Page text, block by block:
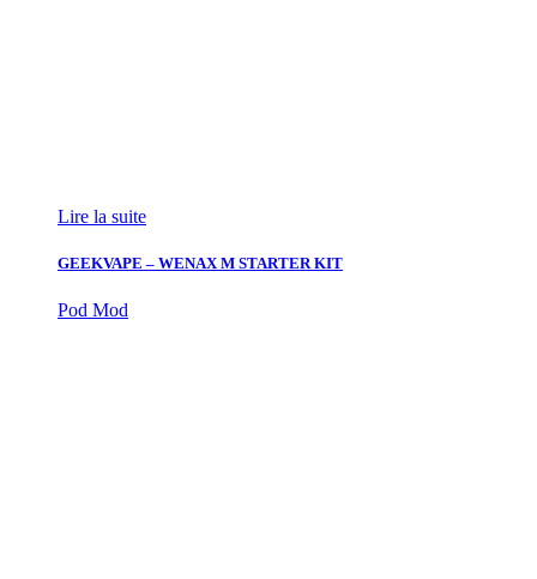
Lire la suite
GEEKVAPE – WENAX M STARTER KIT
Pod Mod